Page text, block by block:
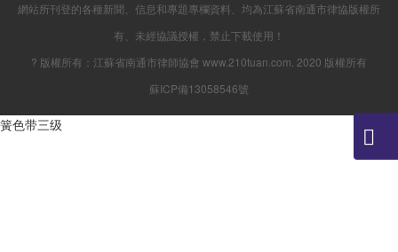
網站所刊登的各種新聞、信息和專題專欄資料、均為江蘇省南通市律協版權所
有、未經協議授權，禁止下載使用！
? 版權所有：江蘇省南通市律師協會 www.210tuan.com. 2020 版權所有
蘇ICP備13058546號
簧色带三级